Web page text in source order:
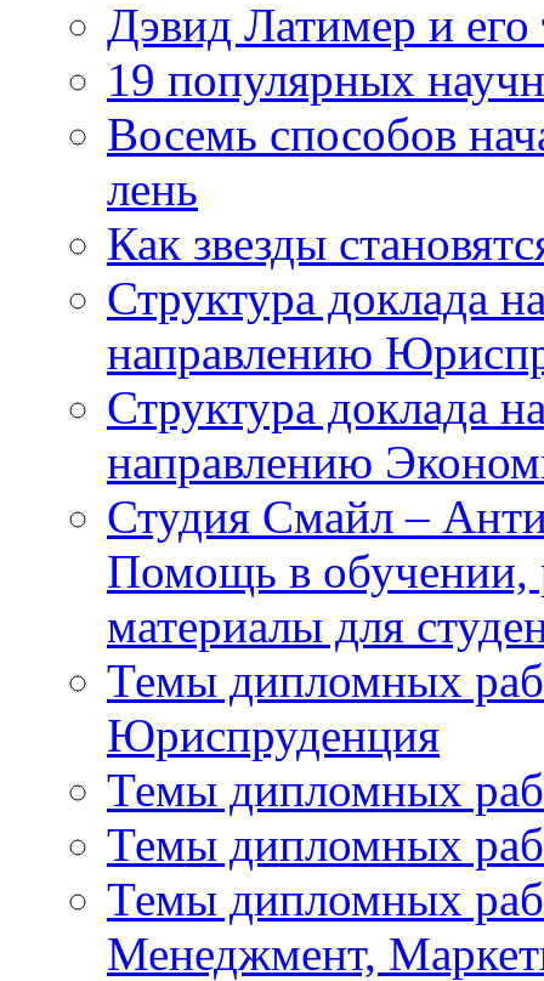
Дэвид Латимер и его
19 популярных
Восемь способов
лень
Как звезды
Структура доклада
направлению
Структура доклада
направлению
Студия Смайл –
Помощь в обучении,
материалы для
Темы дипломных
Юриспруденция
Темы дипломных
Темы дипломных
Темы дипломных
Менеджмент,